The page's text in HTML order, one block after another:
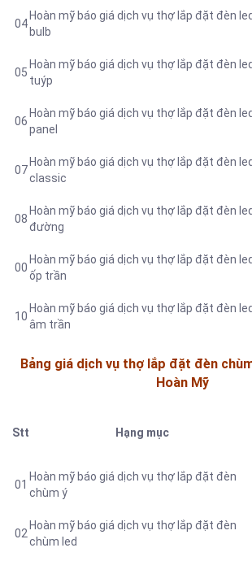
04
Hoàn mỹ báo giá dịch vụ thợ lắp đặt đèn led
bulb
05
Hoàn mỹ báo giá dịch vụ thợ lắp đặt đèn led
tuýp
06
Hoàn mỹ báo giá dịch vụ thợ lắp đặt đèn led
panel
07
Hoàn mỹ báo giá dịch vụ thợ lắp đặt đèn led
classic
08
Hoàn mỹ báo giá dịch vụ thợ lắp đặt đèn led
đường
00
Hoàn mỹ báo giá dịch vụ thợ lắp đặt đèn led
ốp trần
10
Hoàn mỹ báo giá dịch vụ thợ lắp đặt đèn led
âm trần
Bảng giá dịch vụ thợ lắp đặt đèn
Hoàn Mỹ
Stt Hạng mục
01
Hoàn mỹ báo giá dịch vụ thợ lắp đặt đèn
chùm ý
02
Hoàn mỹ báo giá dịch vụ thợ lắp đặt đèn
chùm led